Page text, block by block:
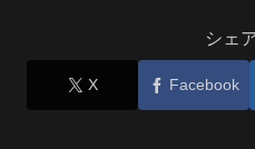
シェ
X Facebook